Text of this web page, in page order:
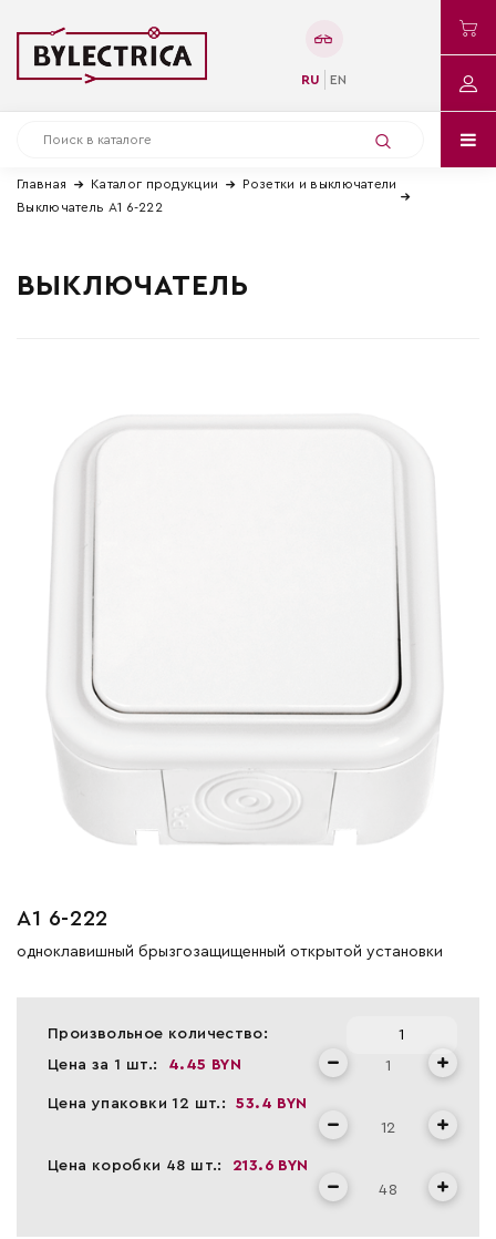
RU EN
Главная Каталог продукции
Розетки и выключатели
Выключатель А1 6-222
ВЫКЛЮЧАТЕЛЬ
А1 6-222
одноклавишный брызгозащищенный открытой установки
Произвольное количество:
Цена за 1 шт.:
4.45 BYN
Цена упаковки 12 шт.: 53.4 BYN
Цена коробки 48 шт.: 213.6 BYN